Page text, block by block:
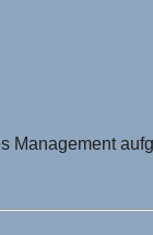
Management